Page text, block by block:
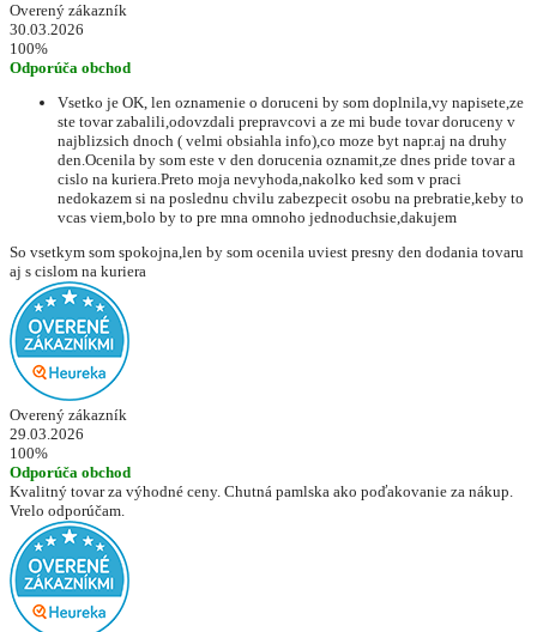
Overený zákazník
30.03.2026
100%
Odporúča obchod
Vsetko je OK, len oznamenie o doruceni by som doplnila,vy napisete,ze
ste tovar zabalili,odovzdali prepravcovi a ze mi bude tovar doruceny v
najblizsich dnoch ( velmi obsiahla info),co moze byt napr.aj na druhy
den.Ocenila by som este v den dorucenia oznamit,ze dnes pride tovar a
cislo na kuriera.Preto moja nevyhoda,nakolko ked som v praci
nedokazem si na poslednu chvilu zabezpecit osobu na prebratie,keby to
vcas viem,bolo by to pre mna omnoho jednoduchsie,dakujem
So vsetkym som spokojna,len by som ocenila uviest presny den dodania tovaru
aj s cislom na kuriera
Overený zákazník
29.03.2026
100%
Odporúča obchod
Kvalitný tovar za výhodné ceny. Chutná pamlska ako poďakovanie za nákup.
Vrelo odporúčam.